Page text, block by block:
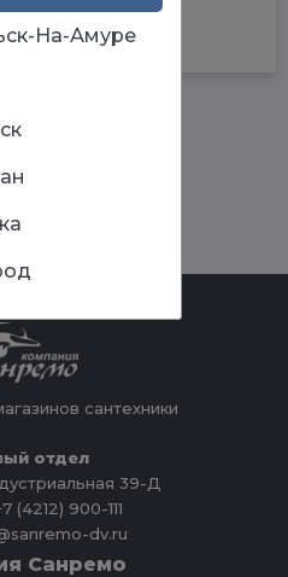
сантехники
отдел
39-Д
(4212) 900-111
dv.ru
Санремо
На-Амуре